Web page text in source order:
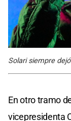
Solari siempre
En otro tramo
vicepresidenta